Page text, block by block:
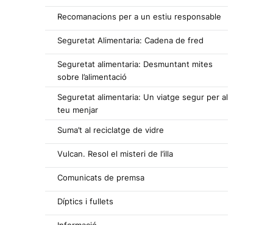
Recomanacions per a un estiu responsable
Seguretat Alimentaria: Cadena de fred
Seguretat alimentaria: Desmuntant mites
sobre l’alimentació
Seguretat alimentaria: Un viatge segur per al
teu menjar
Suma’t al reciclatge de vidre
Vulcan. Resol el misteri de l’illa
Comunicats de premsa
Díptics i fullets